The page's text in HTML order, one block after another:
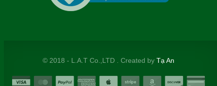
© 2018 - L.A.T Co.,LTD . Created by Tạ An